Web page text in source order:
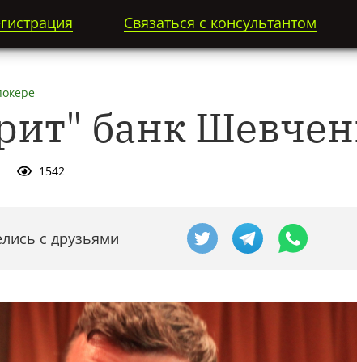
Связаться с консультантом
банк
1542
с друзьями